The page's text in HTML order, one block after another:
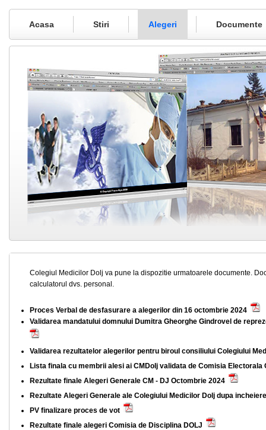
Acasa Stiri Alegeri Documente
Colegiul Medicilor Dolj va pune la dispozitie urmatoarele documente.
calculatorul dvs. personal.
Proces Verbal de desfasurare a alegerilor din 16 octombrie 2024
Validarea mandatului domnului Dumitra Gheorghe Gindrovel de
Validarea rezultatelor alegerilor pentru biroul consiliului Colegiului
Lista finala cu membrii alesi ai CMDolj validata de Comisia
Rezultate finale Alegeri Generale CM - DJ Octombrie 2024
Rezultate Alegeri Generale ale Colegiului Medicilor Dolj dupa
PV finalizare proces de vot
Rezultate finale alegeri Comisia de Disciplina DOLJ